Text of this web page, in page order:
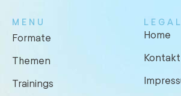
MENU
Formate
Themen
Trainings
LEGAL
Home
Kontakt